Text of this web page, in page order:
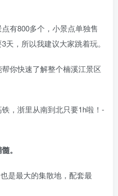
有800多个，小景点单独售
，所以我建议大家跳着玩。
你快速了解整个楠溪江景区
。
是最大的集散地，配套最